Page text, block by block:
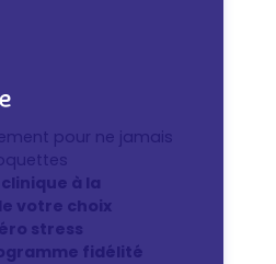
pour ne jamais
à la
votre choix
stress
fidélité